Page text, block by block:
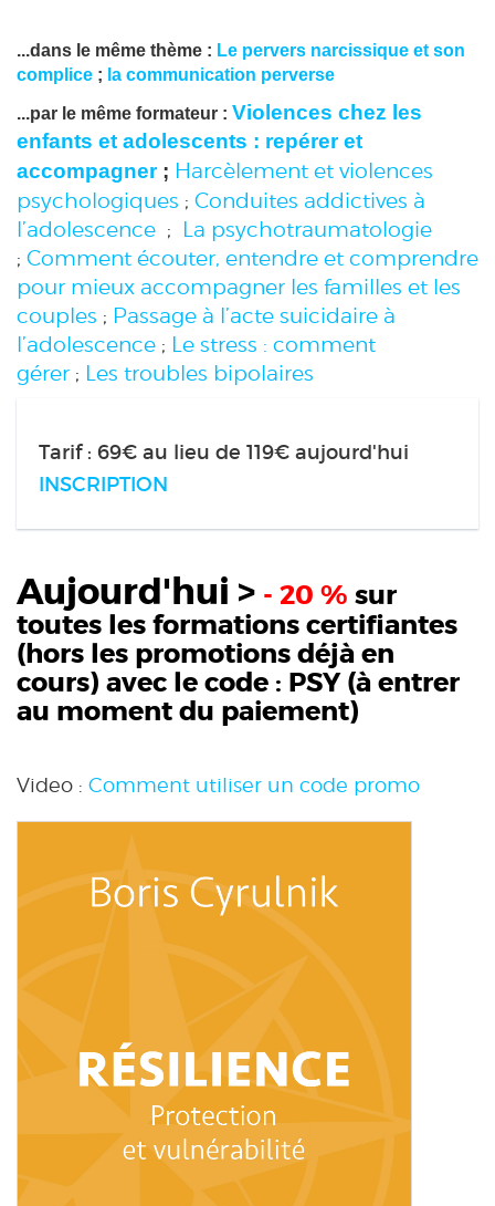
...dans le même thème : Le pervers narcissique et son
complice ; la communication perverse
...par le même formateur : Violences chez les
enfants et adolescents : repérer et
accompagner; Harcèlement et violences
psychologiques ; Conduites addictives à
l’adolescence ; La psychotraumatologie
; Comment écouter, entendre et comprendre
pour mieux accompagner les familles et les
couples ; Passage à l’acte suicidaire à
l’adolescence ; Le stress : comment
gérer ; Les troubles bipolaires
Tarif : 69€ au lieu de 119€ aujourd'hui
INSCRIPTION
Aujourd'hui > - 20 % sur
toutes les formations certifiantes
(hors les promotions déjà en
cours) avec le code : PSY(à entrer
au moment du paiement)
Video : Comment utiliser un code promo